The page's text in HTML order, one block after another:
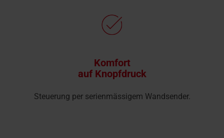
Komfort
auf Knopfdruck
Steuerung per serienmässigem Wandsender.